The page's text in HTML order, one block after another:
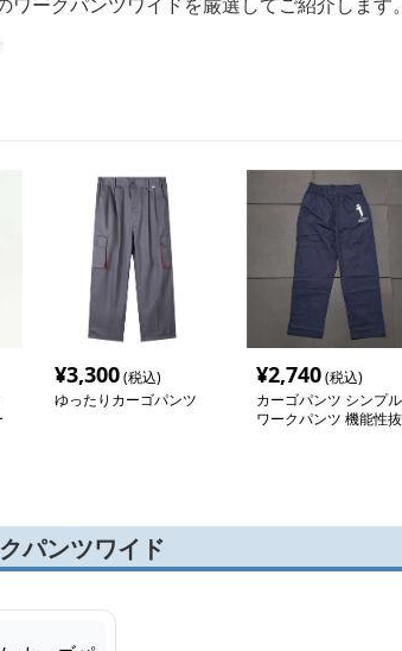
¥3,300(税込)
ゆったりカーゴパンツ
¥2,740(税込)
カーゴパンツ シンプル
ワークパンツ 機能性抜
パンツワイド